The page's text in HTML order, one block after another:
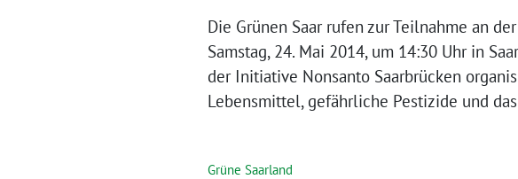
Die Grünen Saar rufen zur Teilnahme an
Samstag, 24. Mai 2014, um 14:30 Uhr in
der Initiative Nonsanto Saarbrücken
Lebensmittel, gefährliche Pestizide und
Grüne Saarland